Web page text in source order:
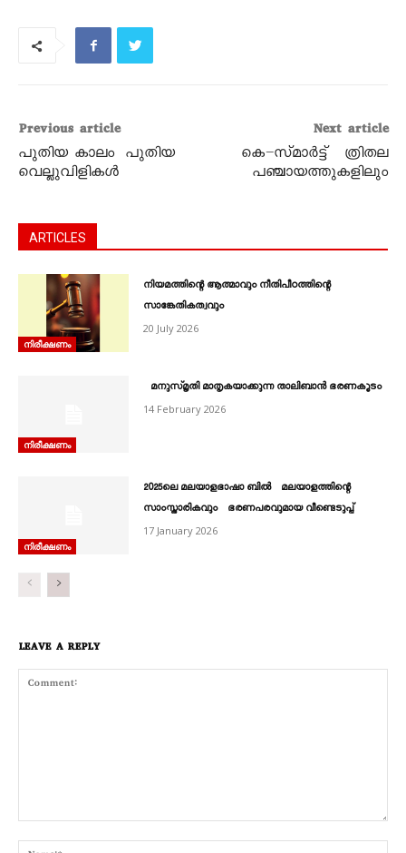
Previous article
പുതിയ കാലം പുതിയ
വെല്ലുവിളികൾ
Next article
കെ–സ്മാര്‍ട്ട് ത്രിതല
പഞ്ചായത്തുകളിലും
ARTICLES
നിരീക്ഷണം
നിയമത്തിന്റെ ആത്മാവും നീതിപീഠത്തിന്റെ
സാങ്കേതികത്വവും
20 July 2026
നിരീക്ഷണം
മനുസ്മൃതി മാതൃകയാക്കുന്ന താലിബാന്‍ ഭരണകൂടം
14 February 2026
നിരീക്ഷണം
2025ലെ മലയാളഭാഷാ ബിൽ മലയാളത്തിന്റെ
സാംസ്കാരികവും ഭരണപരവുമായ വീണ്ടെടുപ്പ്
17 January 2026
LEAVE A REPLY